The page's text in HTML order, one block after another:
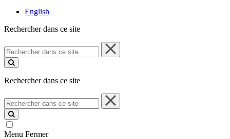
English
Rechercher dans ce site
Rechercher
dans
ce
Rechercher dans ce site
Rechercher
dans
ce
site
Menu Fermer